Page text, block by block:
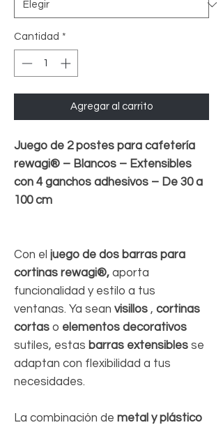
Cantidad *
Agregar al carrito
Juego de 2 postes para cafetería
rewagi® – Blancos – Extensibles
con 4 ganchos adhesivos – De 30 a
100 cm
Con el juego de dos barras para
cortinas rewagi®, aporta
funcionalidad y estilo a tus
ventanas. Ya sean visillos , cortinas
cortas o elementos decorativos
sutiles, estas barras extensibles se
adaptan con flexibilidad a tus
necesidades.
La combinación de metal y plástico